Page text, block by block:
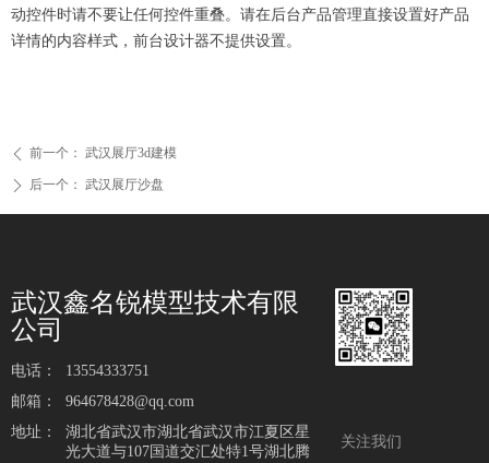
ꄴ 前一个： 武汉展厅3d建模
ꄲ 后一个： 武汉展厅沙盘
动控件时请不要让任何控件重叠。请在后台产品管理直接设置好产品
详情的内容样式，前台设计器不提供设置。
电话：
13554333751
邮箱：
964678428@qq.com
地址：
湖北省武汉市湖北省武汉市江夏区星
光大道与107国道交汇处特1号湖北腾
关注我们
武汉鑫名锐模型技术有限
公司